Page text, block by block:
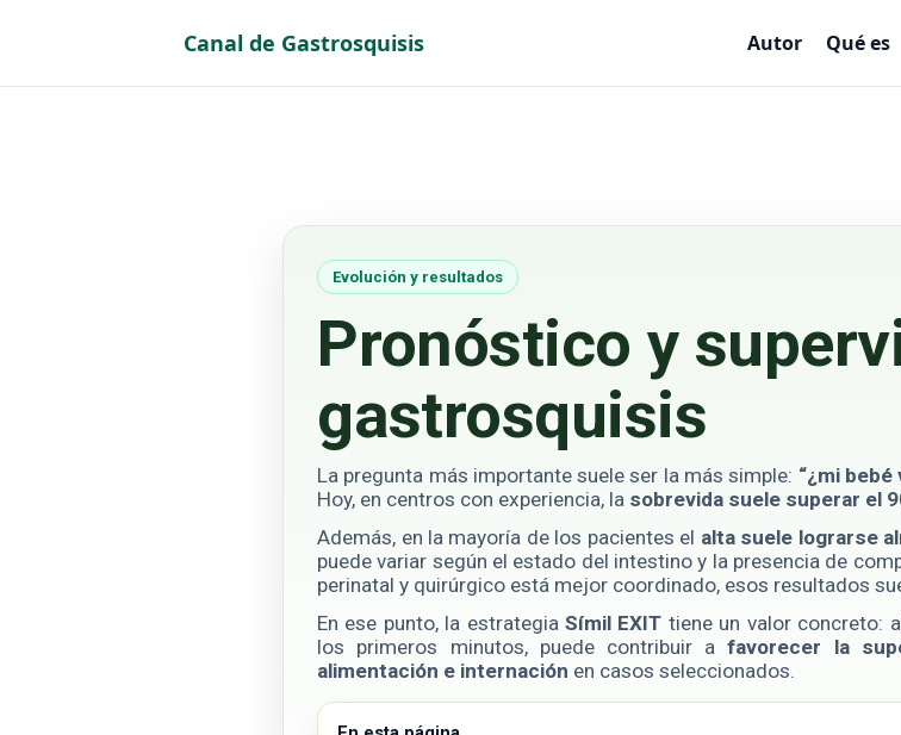
Canal de Gastrosquisis Autor Qué es
Evolución y resultados
Pronóstico y
gastrosquisis
La pregunta más importante suele ser la más simple: “¿mi bebé
Hoy, en centros con experiencia, la sobrevida suele superar el
Además, en la mayoría de los pacientes el alta suele lograrse
puede variar según el estado del intestino y la presencia de
perinatal y quirúrgico está mejor coordinado, esos resultados
En ese punto, la estrategiaSímil EXIT tiene un valor concreto:
los primeros minutos, puede contribuir afavorecer la
alimentación e internación en casos seleccionados.